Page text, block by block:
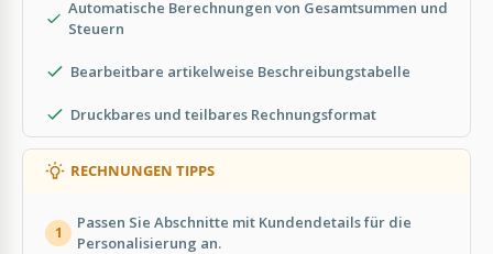
Automatische Berechnungen von Gesamtsummen und
Steuern
Bearbeitbare artikelweise Beschreibungstabelle
Druckbares und teilbares Rechnungsformat
RECHNUNGEN TIPPS
1
Passen Sie Abschnitte mit Kundendetails für die
Personalisierung an.